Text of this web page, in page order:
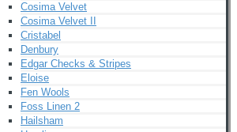
Cosima Velvet
Cosima Velvet II
Cristabel
Denbury
Edgar Checks & Stripes
Eloise
Fen Wools
Foss Linen 2
Hailsham